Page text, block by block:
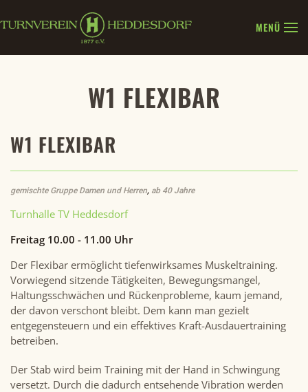
Zum Hauptinhalt springen
MENÜ
W1 FLEXIBAR
W1 FLEXIBAR
gemischte Gruppe Damen und Herren, ab 40 Jahre
Turnhalle TV Heddesdorf
Freitag 10.00 - 11.00 Uhr
Der Flexibar ermöglicht tiefenwirksames Muskeltraining.
Vorwiegend sitzende Tätigkeiten, Bewegungsmangel,
Haltungsschwächen und Rückenprobleme, kaum jemand,
der davon verschont bleibt. Dem kann man gezielt
entgegensteuern und ein effektives Kraft-Ausdauertraining
betreiben.
Der Stab wird beim Training mit der Hand in Schwingung
versetzt. Durch die dadurch entsehende Vibration werden